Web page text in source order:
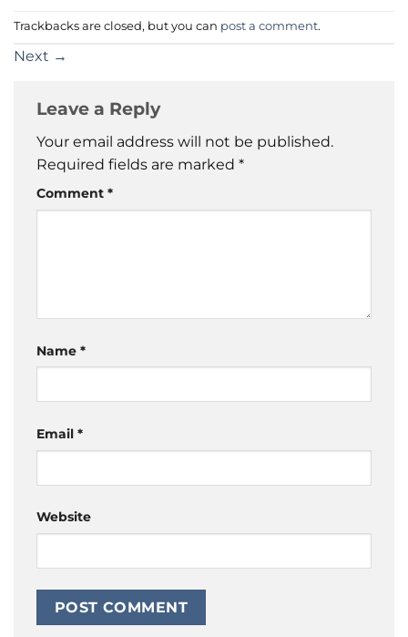
Trackbacks are closed, but you can post a comment.
Next →
Leave a Reply
Your email address will not be published.
Required fields are marked *
Comment *
Name *
Email *
Website